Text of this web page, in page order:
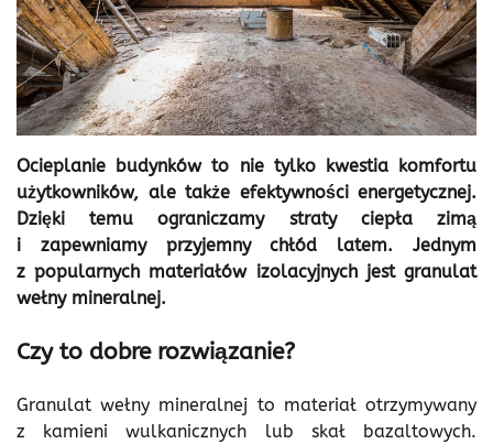
Ocieplanie budynków to nie tylko kwestia komfortu
użytkowników, ale także efektywności energetycznej.
Dzięki temu ograniczamy straty ciepła zimą
i zapewniamy przyjemny chłód latem. Jednym
z popularnych materiałów izolacyjnych jest granulat
wełny mineralnej.
Czy to dobre rozwiązanie?
Granulat wełny mineralnej to materiał otrzymywany
z kamieni wulkanicznych lub skał bazaltowych.